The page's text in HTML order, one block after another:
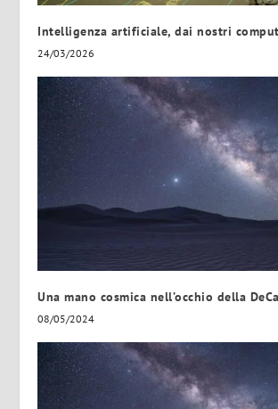
Intelligenza artificiale, dai nostri
24/03/2026
Una mano cosmica nell’occhio della
08/05/2024